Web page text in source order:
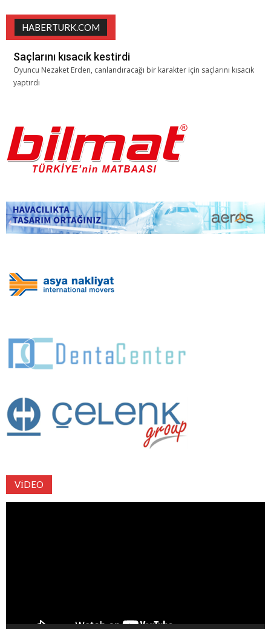
HABERTURK.COM
Saçlarını kısacık kestirdi
Oyuncu Nezaket Erden, canlandıracağı bir karakter için saçlarını kısacık
yaptırdı
VIDEO